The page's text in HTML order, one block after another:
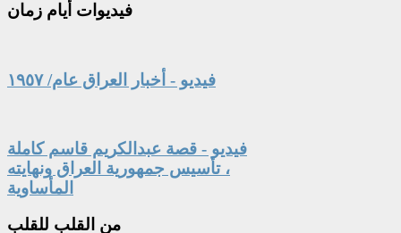
فيديوات أيام زمان
فيديو - أخبار العراق عام/ ١٩٥٧
فيديو - قصة عبدالكريم قاسم كاملة
، تأسيس جمهورية العراق ونهايته
المأساوية
من القلب للقلب